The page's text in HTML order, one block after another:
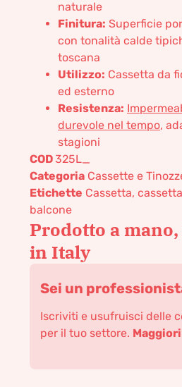
naturale
Finitura: Superficie
con tonalità calde
toscana
Utilizzo: Cassetta da
ed esterno
Resistenza:
durevole nel tempo,
stagioni
COD325L_
Categoria Cassette e
Etichette Cassetta,
balcone
Prodotto a mano,
in Italy
Sei un
Iscriviti e usufruisci delle
per il tuo settore.